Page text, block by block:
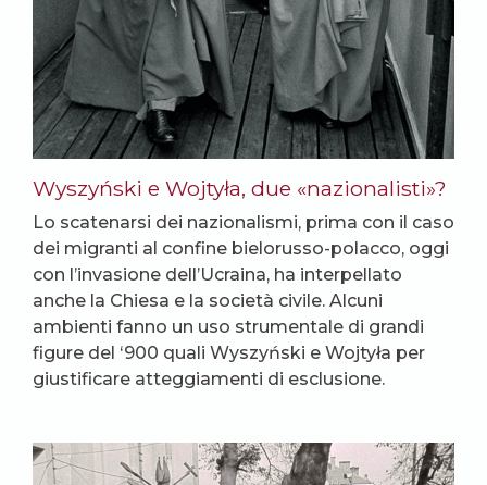
Wyszyński e Wojtyła, due «nazionalisti»?
Lo scatenarsi dei nazionalismi, prima con il caso
dei migranti al confine bielorusso-polacco, oggi
con l’invasione dell’Ucraina, ha interpellato
anche la Chiesa e la società civile. Alcuni
ambienti fanno un uso strumentale di grandi
figure del ‘900 quali Wyszyński e Wojtyła per
giustificare atteggiamenti di esclusione.